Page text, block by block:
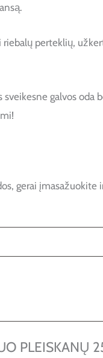
perteklių,
galvos oda
gerai įmasažuokite
PLEISKANŲ